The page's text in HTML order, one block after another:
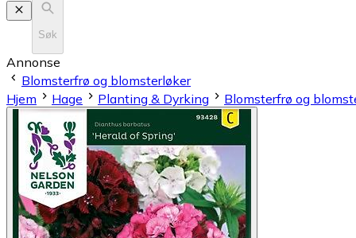
Søk
Annonse
Blomsterfrø og blomsterløker
Hjem
Hage Planting & Dyrking Blomsterfrø og